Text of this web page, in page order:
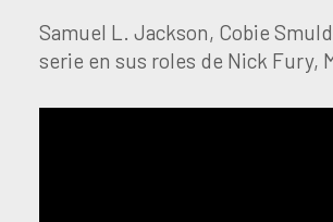
Samuel L. Jackson, Cobie
serie en sus roles de Nick Fury,